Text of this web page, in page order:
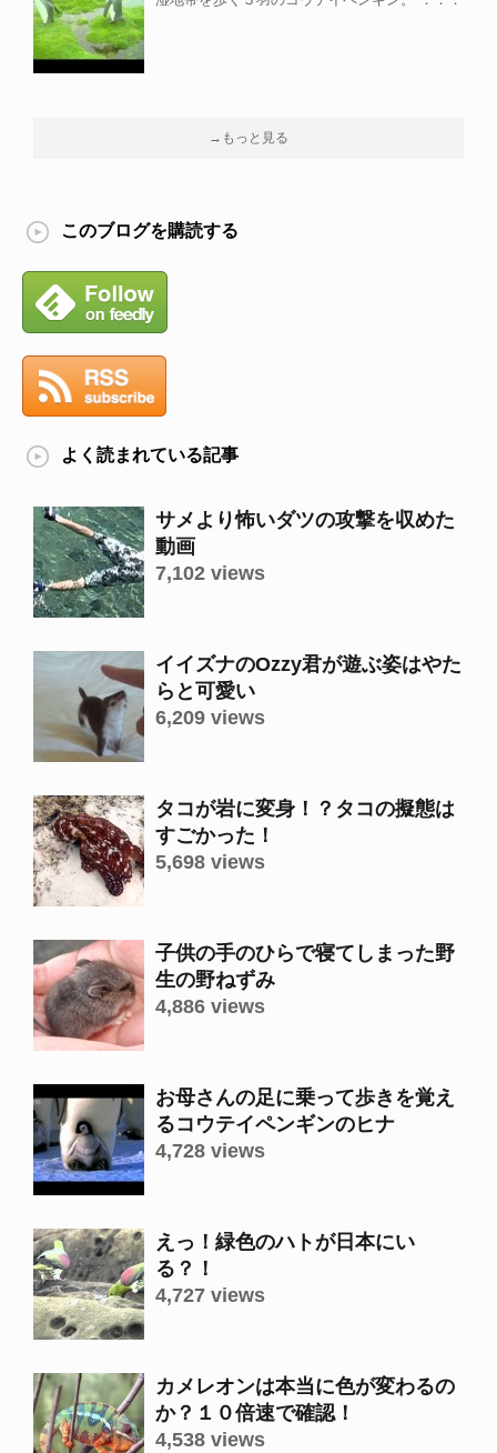
→もっと見る
このブログを購読する
よく読まれている記事
サメより怖いダツの攻撃を収めた
動画
7,102 views
イイズナのOzzy君が遊ぶ姿はやた
らと可愛い
6,209 views
タコが岩に変身！？タコの擬態は
すごかった！
5,698 views
子供の手のひらで寝てしまった野
生の野ねずみ
4,886 views
お母さんの足に乗って歩きを覚え
るコウテイペンギンのヒナ
4,728 views
えっ！緑色のハトが日本にい
る？！
4,727 views
カメレオンは本当に色が変わるの
か？１０倍速で確認！
4,538 views